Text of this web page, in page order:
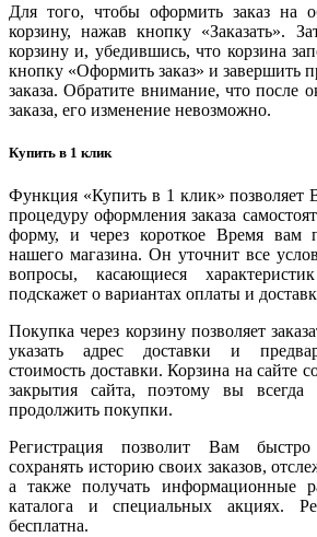
Для того, чтобы оформить заказ на
корзину, нажав кнопку «Заказать».
корзину и, убедившись, что корзина
кнопку «Оформить заказ» и завершить
заказа. Обратите внимание, что после
заказа, его изменение невозможно.
Купить в 1 клик
Функция «Купить в 1 клик» позволяет
процедуру оформления заказа
форму, и через короткое Время вам
нашего магазина. Он уточнит все
вопросы, касающиеся
подскажет о вариантах оплаты и
Покупка через корзину позволяет
указать адрес доставки и
стоимость доставки. Корзина на сайте
закрытия сайта, поэтому вы всегда
продолжить покупки.
Регистрация позволит Вам
сохранять историю своих заказов,
а также получать информационные
каталога и специальных акциях.
бесплатна.